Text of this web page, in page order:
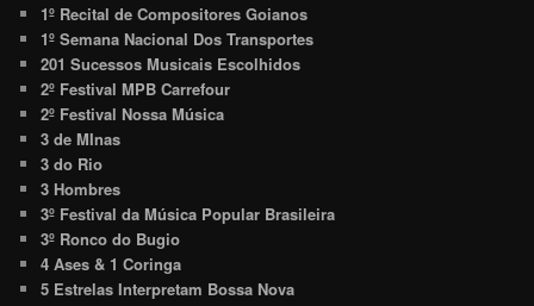
1º Recital de Compositores Goianos
1º Semana Nacional Dos Transportes
201 Sucessos Musicais Escolhidos
2º Festival MPB Carrefour
2º Festival Nossa Música
3 de MInas
3 do Rio
3 Hombres
3º Festival da Música Popular Brasileira
3º Ronco do Bugio
4 Ases & 1 Coringa
5 Estrelas Interpretam Bossa Nova